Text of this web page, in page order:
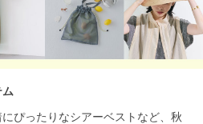
ぴったりなシアーベストなど、秋